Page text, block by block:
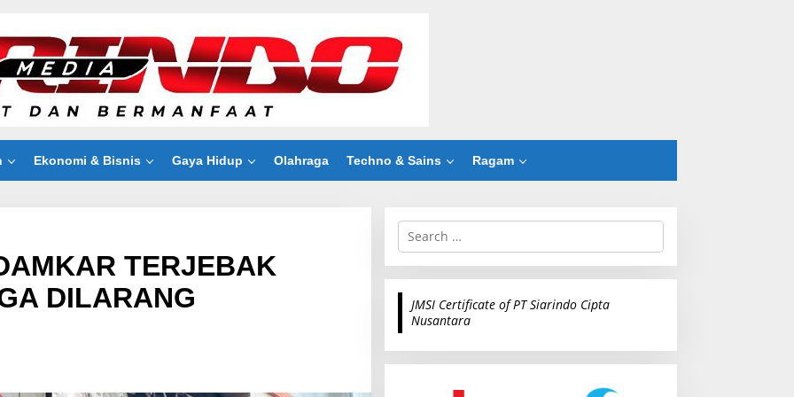
Ekonomi & Bisnis Gaya Hidup Olahraga Techno & Sains Ragam
TERJEBAK
DILARANG
S
r
c
r
JMSI Certificate of PT Siarindo Cipta
Nusantara